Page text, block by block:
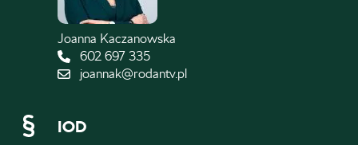
Joanna Kaczanowska
602 697 335
joannak@rodantv.pl
IOD